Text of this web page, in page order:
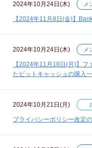
2024年10月24日(木) メ
【2024年11月8日(金)】
2024年10月24日(木) メ
【2024年11月18日(月)】
たビットキャッシュの購入
2024年10月21日(月)
プライバシーポリシー改定